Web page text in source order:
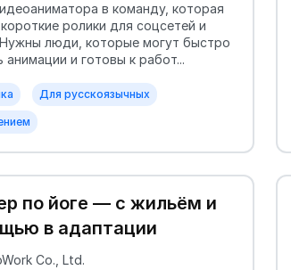
в команду, которая
ролики для соцсетей и
люди, которые могут быстро
анимации и готовы к работ...
Для русскоязычных
по йоге — с жильём и
в адаптации
Co., Ltd.